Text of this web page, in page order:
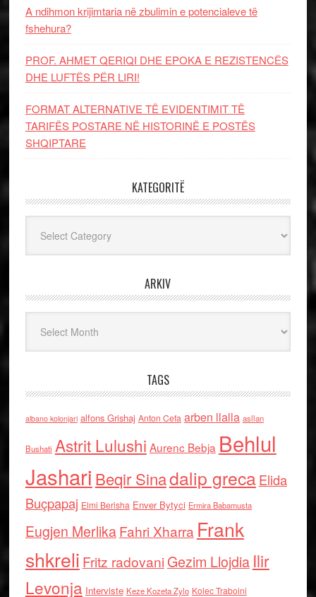
A ndihmon krijimtaria në zbulimin e potencialeve të
fshehura?
PROF. AHMET QERIQI DHE EPOKA E REZISTENCЁS
DHE LUFTЁS PЁR LIRI!
FORMAT ALTERNATIVE TË EVIDENTIMIT TË
TARIFËS POSTARE NË HISTORINË E POSTËS
SHQIPTARE
KATEGORITË
ARKIV
TAGS
albano kolonjari alfons Grishaj Anton Cefa arben llalla asllan
Bushati Astrit Lulushi Aurenc Bebja Behlul
Jashari Beqir Sinadalip grecaElida
Buçpapaj Elmi Berisha Enver Bytyci Ermira Babamusta
Eugjen MerlikaFahri Xharra Frank
shkreli Fritz radovaniGezim Llojdia Ilir
Levonja Interviste Keze Kozeta Zylo Kolec Traboini